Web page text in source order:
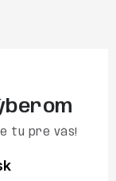
tu pre vás!